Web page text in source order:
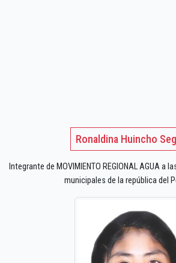
Ronaldina Huincho
Integrante de MOVIMIENTO REGIONAL AGUA a
municipales de la república del